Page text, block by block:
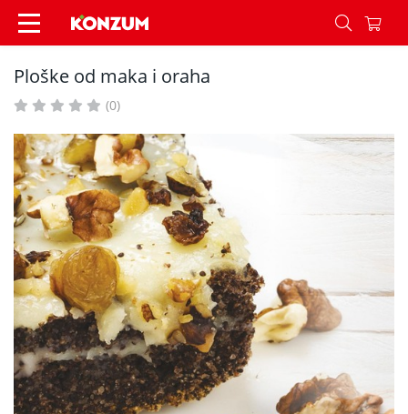
Ploške od maka i oraha - Recepti - Konzum
Ploške od maka i oraha
(0)